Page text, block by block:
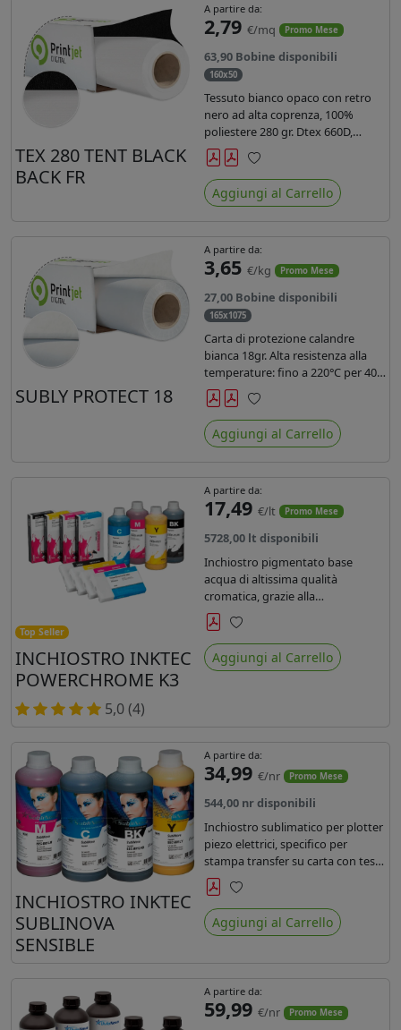
TEX 280 TENT BLACK
BACK FR
A partire da:
2,79 €/mq Promo Mese
63,90 Bobine disponibili
160x50
Tessuto bianco opaco con retro
nero ad alta coprenza, 100%
poliestere 280 gr. Dtex 660D,
idrorepellente, adatto alla stampa
sublimatica indiretta. Ideale per
tende ,coperture gazebo, prodotti
gonfiabili o cuscini di
Preferiti
Aggiungi al Carrello
SUBLY PROTECT 18
A partire da:
3,65 €/kg Promo Mese
27,00 Bobine disponibili
165x1075
Carta di protezione calandre
bianca 18gr. Alta resistenza alla
temperature: fino a 220°C per 40
secondi. Lunghezza 1075 mtl,
peso kg 35, diam. 20cm.
Preferiti
Aggiungi al Carrello
Top Seller
INCHIOSTRO INKTEC
POWERCHROME K3
5,0 (4)
A partire da:
17,49 €/lt Promo Mese
5728,00 lt disponibili
Inchiostro pigmentato base
acqua di altissima qualità
cromatica, grazie alla
concentrazione di pigmenti
permette di realizzare stampe di
altissima qualità e ridurre la curva
colore fino ad un 20 % rispetto
Preferiti
Aggiungi al Carrello
INCHIOSTRO INKTEC
SUBLINOVA
SENSIBLE
A partire da:
34,99 €/nr Promo Mese
544,00 nr disponibili
Inchiostro sublimatico per plotter
piezo elettrici, specifico per
stampa transfer su carta con teste
Epson EPS3200, 5113, dx4 e dx5.
Ecologico, conforme alla
normativa Reach e Oeko-Tex.
Preferiti
Aggiungi al Carrello
A partire da:
59,99 €/nr Promo Mese